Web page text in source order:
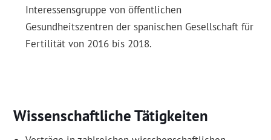
Interessensgruppe von öffentlichen
Gesundheitszentren der spanischen Gesellschaft für
Fertilität von 2016 bis 2018.
Wissenschaftliche Tätigkeiten